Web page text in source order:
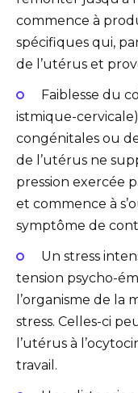
commence à
spécifiques qui,
de l’utérus et
Faiblesse du
istmique-
congénitales ou
de l’utérus ne
pression exercée
et commence à
symptôme de
Un stress
tension psycho-
l’organisme de
stress. Celles-ci
l’utérus à
travail.